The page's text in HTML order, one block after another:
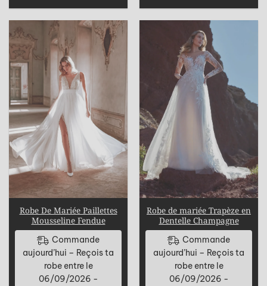
Robe De Mariée Paillettes
Mousseline Fendue
Commande
aujourd’hui – Reçois ta
robe entre le
06/09/2026 -
Robe de mariée Trapèze en
Dentelle Champagne
Commande
aujourd’hui – Reçois ta
robe entre le
06/09/2026 -